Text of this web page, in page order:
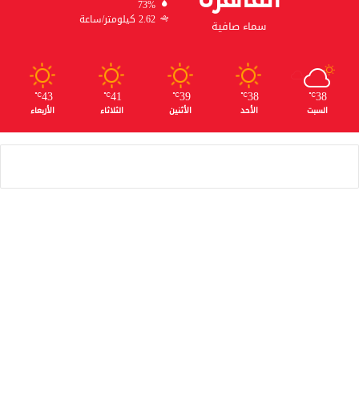
سماء صافية
73%
2.62 كيلومتر/ساعة
38
℃
السبت
38
℃
الأحد
39
℃
الأثنين
41
℃
الثلاثاء
43
℃
الأربعاء